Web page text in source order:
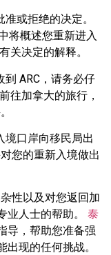
或拒绝的决定。
将概述您重新进入
关决定的解释。
ARC，请务必仔
往加拿大的旅行，
境口岸向移民局出
您的重新入境做出
性以及对您返回加
业人士的帮助。 泰
导，帮助您准备强
现的任何挑战。